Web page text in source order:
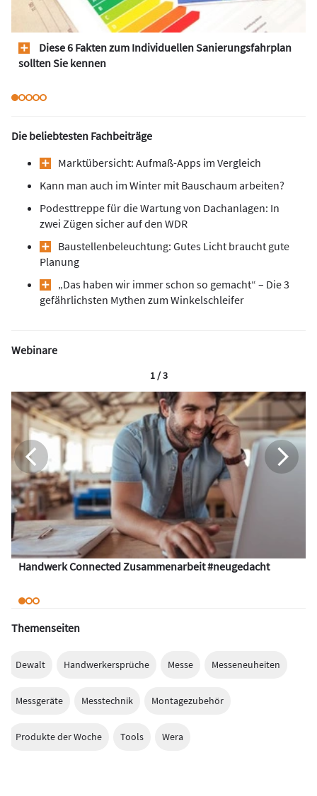
Diese 6 Fakten zum Individuellen Sanierungsfahrplan
sollten Sie kennen
Die beliebtesten Fachbeiträge
Marktübersicht: Aufmaß-Apps im Vergleich
Kann man auch im Winter mit Bauschaum arbeiten?
Podesttreppe für die Wartung von Dachanlagen: In
zwei Zügen sicher auf den WDR
Baustellenbeleuchtung: Gutes Licht braucht gute
Planung
„Das haben wir immer schon so gemacht“ – Die 3
gefährlichsten Mythen zum Winkelschleifer
Webinare
Handwerk Connected Zusammenarbeit #neugedacht
1 / 3
Themenseiten
Dewalt Handwerkersprüche Messe Messeneuheiten
Messgeräte Messtechnik Montagezubehör
Produkte der Woche Tools Wera